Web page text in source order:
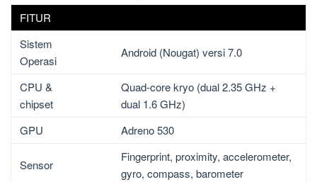
FITUR
Sistem
Operasi
Android (Nougat) versi 7.0
CPU &
chipset
Quad-core kryo (dual 2.35 GHz +
dual 1.6 GHz)
GPU
Adreno 530
Sensor
Fingerprint, proximity, accelerometer,
gyro, compass, barometer